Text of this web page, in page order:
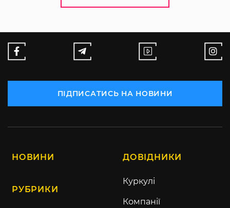
ПІДПИСАТИСЬ НА НОВИНИ
НОВИНИ
РУБРИКИ
ДОВІДНИКИ
Куркулі
Компанії